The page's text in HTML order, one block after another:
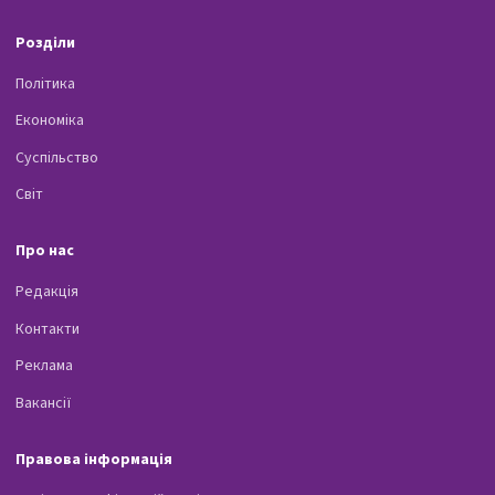
Розділи
Політика
Економіка
Суспільство
Світ
Про нас
Редакція
Контакти
Реклама
Вакансії
Правова інформація